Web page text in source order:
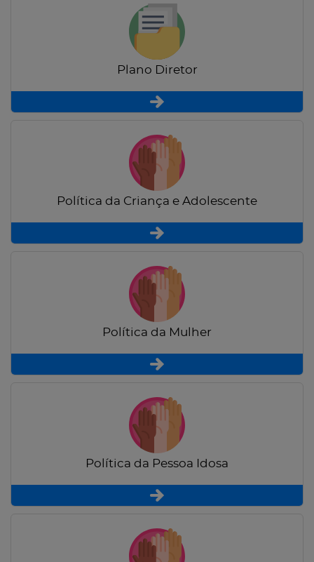
Plano Diretor
Política da Criança e Adolescente
Política da Mulher
Política da Pessoa Idosa